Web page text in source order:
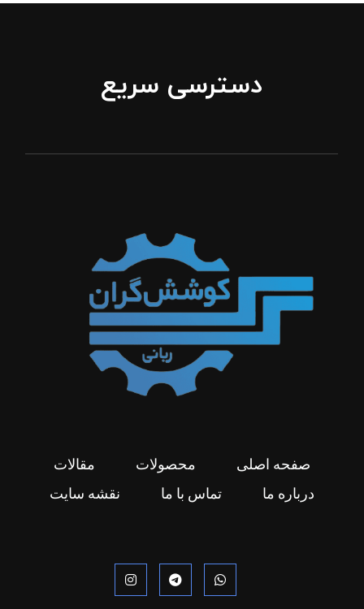
دسترسی سریع
صفحه اصلی محصولات
مقالات
درباره ما
تماس با ما نقشه سایت